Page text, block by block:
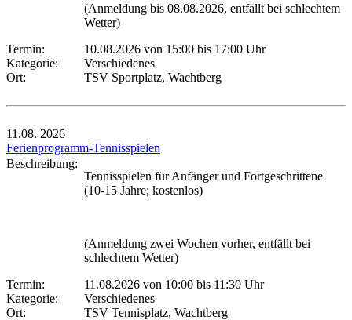
(Anmeldung bis 08.08.2026, entfällt bei schlechtem
Wetter)
Termin:
10.08.2026 von 15:00 bis 17:00 Uhr
Kategorie:
Verschiedenes
Ort:
TSV Sportplatz, Wachtberg
11.08. 2026
Ferienprogramm-Tennisspielen
Beschreibung:
Tennisspielen für Anfänger und Fortgeschrittene
(10-15 Jahre; kostenlos)
(Anmeldung zwei Wochen vorher, entfällt bei
schlechtem Wetter)
Termin:
11.08.2026 von 10:00 bis 11:30 Uhr
Kategorie:
Verschiedenes
Ort:
TSV Tennisplatz, Wachtberg